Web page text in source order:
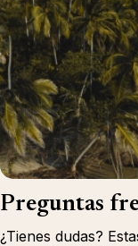
Preguntas
¿Tienes dudas?